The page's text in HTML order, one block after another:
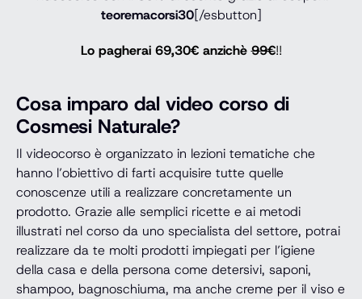
teoremacorsi30[/esbutton]
Lo pagherai 69,30€ anzichè99€!!
Cosa imparo dal video corso di
Cosmesi Naturale?
Il videocorso è organizzato in lezioni tematiche che
hanno l’obiettivo di farti acquisire tutte quelle
conoscenze utili a realizzare concretamente un
prodotto. Grazie alle semplici ricette e ai metodi
illustrati nel corso da uno specialista del settore, potrai
realizzare da te molti prodotti impiegati per l’igiene
della casa e della persona come detersivi, saponi,
shampoo, bagnoschiuma, ma anche creme per il viso e